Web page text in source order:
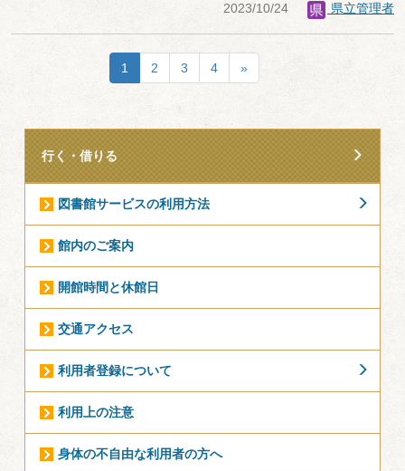
2023/10/24 県立管理者
1 2 3 4 »
行く・借りる
図書館サービスの利用方法
館内のご案内
開館時間と休館日
交通アクセス
利用者登録について
利用上の注意
身体の不自由な利用者の方へ